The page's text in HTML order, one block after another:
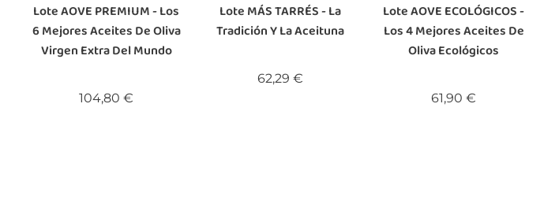
Lote AOVE PREMIUM - Los
6 Mejores Aceites De Oliva
Virgen Extra Del Mundo
104,80 €
Lote MÁS TARRÉS - La
Tradición Y La Aceituna
62,29 €Precio
Lote AOVE ECOLÓGICOS -
Los 4 Mejores Aceites De
Oliva Ecológicos
61,90 €